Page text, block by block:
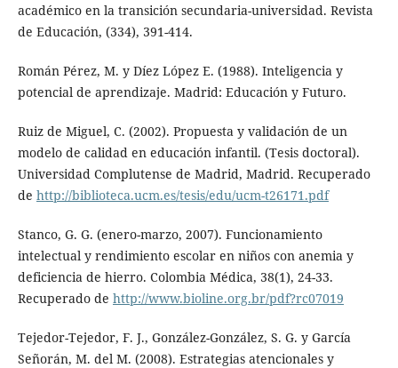
académico en la transición secundaria-universidad. Revista
de Educación, (334), 391-414.
Román Pérez, M. y Díez López E. (1988). Inteligencia y
potencial de aprendizaje. Madrid: Educación y Futuro.
Ruiz de Miguel, C. (2002). Propuesta y validación de un
modelo de calidad en educación infantil. (Tesis doctoral).
Universidad Complutense de Madrid, Madrid. Recuperado
de http://biblioteca.ucm.es/tesis/edu/ucm-t26171.pdf
Stanco, G. G. (enero-marzo, 2007). Funcionamiento
intelectual y rendimiento escolar en niños con anemia y
deficiencia de hierro. Colombia Médica, 38(1), 24-33.
Recuperado de http://www.bioline.org.br/pdf?rc07019
Tejedor-Tejedor, F. J., González-González, S. G. y García
Señorán, M. del M. (2008). Estrategias atencionales y